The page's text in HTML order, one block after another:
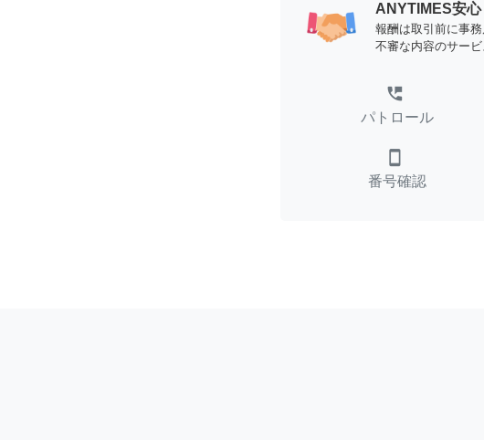
ANYTIMES安
報酬は取引前に事
不審な内容のサー
perm_phone_msg
パトロール
smartphone
番号確認